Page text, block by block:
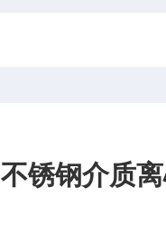
不锈钢介质